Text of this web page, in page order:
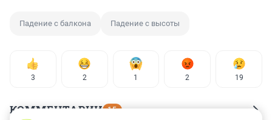
Падение с балкона Падение с высоты
3 2 1 2 19
КОММЕНТАРИИ 15